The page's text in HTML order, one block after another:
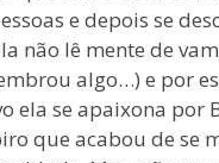
e depois se
não lê mente de
algo…) e por
ela se apaixona por
que acabou de se